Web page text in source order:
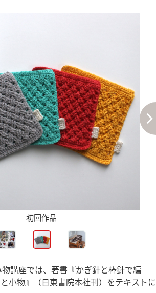
初回作品
講座では、著書『かぎ針と棒針で編
小物』（日東書院本社刊）をテキストに